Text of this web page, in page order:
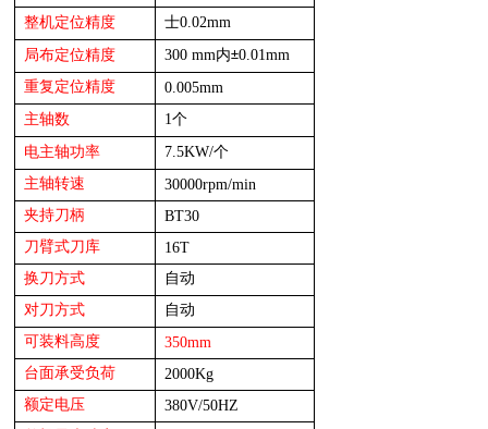
整机定位精度
士0.02mm
局布定位精度 300 mm内±0.01mm
重复定位精度
0.005mm
主轴数
1个
电主轴功率 7.5KW/个
主轴转速
30000rpm/min
夹持刀柄
BT30
刀臂式刀库
16T
换刀方式
自动
对刀方式
自动
可装料高度
350mm
台面承受负荷
2000Kg
额定电压
380V/50HZ